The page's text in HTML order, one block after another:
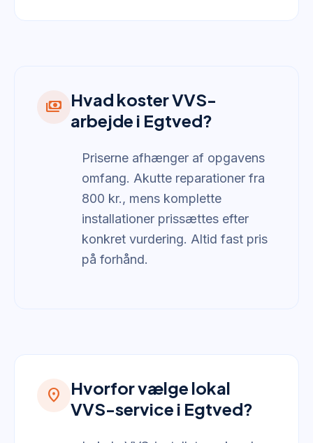
payments Hvad koster VVS-
arbejde i Egtved?
Priserne afhænger af opgavens
omfang. Akutte reparationer fra
800 kr., mens komplette
installationer prissættes efter
konkret vurdering. Altid fast pris
på forhånd.
location_on
Hvorfor vælge lokal
VVS-service i Egtved?